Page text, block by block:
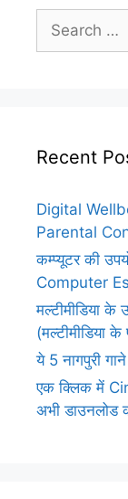
for:
Recent
Digital
Parental
कम्प्यूटर की
Computer
मल्टीमीडिया के
(मल्टीमीडिया के
ये 5 नागपुरी
एक क्लिक में
अभी